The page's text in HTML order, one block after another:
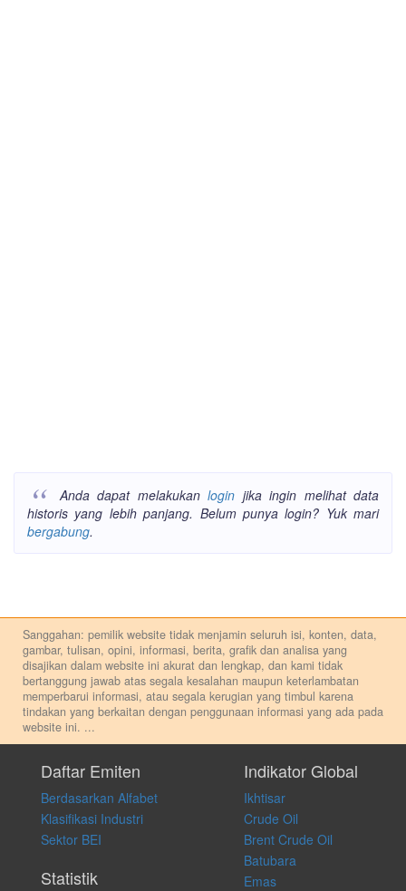
Anda dapat melakukanlogin jika ingin melihat data
historis yang lebih panjang. Belum punya login? Yuk mari
bergabung.
Sanggahan: pemilik website tidak menjamin seluruh isi, konten, data,
gambar, tulisan, opini, informasi, berita, grafik dan analisa yang
disajikan dalam website ini akurat dan lengkap, dan kami tidak
bertanggung jawab atas segala kesalahan maupun keterlambatan
memperbarui informasi, atau segala kerugian yang timbul karena
tindakan yang berkaitan dengan penggunaan informasi yang ada pada
website ini. ...
pribadi. Kami tidak memberi anjuran, saran, rekomendasi untuk
membeli, menjual atau melakukan aktivitas lain yang terkait dengan
transaksi perdagangan apapun, dan kami tidak bertanggung jawab
atas keputusan investasi yang dilakukan dalam kondisi dan situasi
apapun juga, yang diakibatkan secara langsung maupun tidak
langsung atas konten pada website ini.
Daftar Emiten
Berdasarkan Alfabet
Klasifikasi Industri
Sektor BEI
Statistik
Indikator Global
Ikhtisar
Crude Oil
Brent Crude Oil
Batubara
Emas